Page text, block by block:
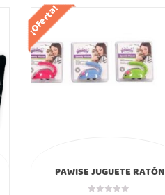
¡Oferta!
PAWISE JUGUETE RATÓN
RÁPIDO COLORES